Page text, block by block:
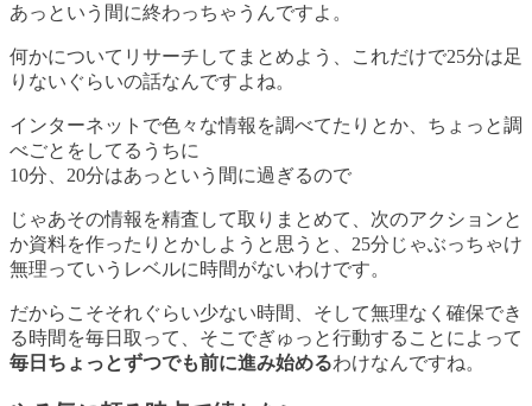
あっという間に終わっちゃうんですよ。
何かについてリサーチしてまとめよう、これだけで25分は足
りないぐらいの話なんですよね。
インターネットで色々な情報を調べてたりとか、ちょっと調
べごとをしてるうちに
10分、20分はあっという間に過ぎるので
じゃあその情報を精査して取りまとめて、次のアクションと
か資料を作ったりとかしようと思うと、25分じゃぶっちゃけ
無理っていうレベルに時間がないわけです。
だからこそそれぐらい少ない時間、そして無理なく確保でき
る時間を毎日取って、そこでぎゅっと行動することによって
毎日ちょっとずつでも前に進み始めるわけなんですね。